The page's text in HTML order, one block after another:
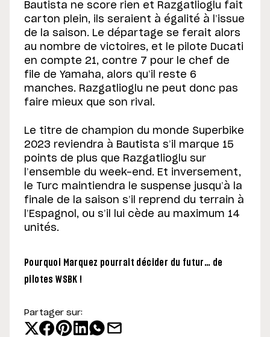
Bautista ne score rien et Razgatlioglu fait
carton plein, ils seraient à égalité à l’issue
de la saison. Le départage se ferait alors
au nombre de victoires, et le pilote Ducati
en compte 21, contre 7 pour le chef de
file de Yamaha, alors qu’il reste 6
manches. Razgatlioglu ne peut donc pas
faire mieux que son rival.
Le titre de champion du monde Superbike
2023 reviendra à Bautista s’il marque 15
points de plus que Razgatlioglu sur
l’ensemble du week-end. Et inversement,
le Turc maintiendra le suspense jusqu’à la
finale de la saison s’il reprend du terrain à
l’Espagnol, ou s’il lui cède au maximum 14
unités.
Pourquoi Marquez pourrait décider du futur… de
pilotes WSBK !
Partager sur: